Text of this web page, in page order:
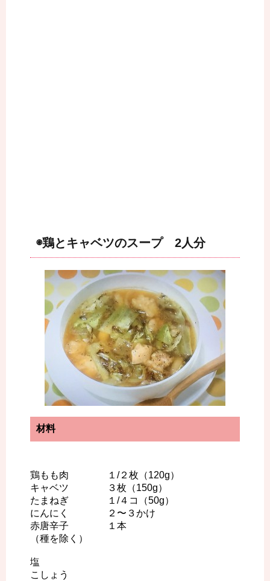
◉鶏とキャベツのスープ 2人分
材料
鶏もも肉 １/２枚（120g）
キャベツ ３枚（150g）
たまねぎ １/４コ（50g）
にんにく ２〜３かけ
赤唐辛子 １本
（種を除く）
塩
こしょう